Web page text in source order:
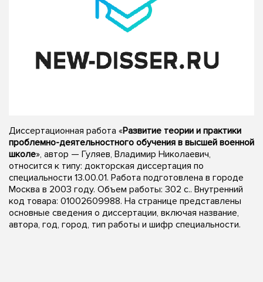
Диссертационная работа «Развитие теории и практики
проблемно-деятельностного обучения в высшей военной
школе», автор — Гуляев, Владимир Николаевич,
относится к типу: докторская диссертация по
специальности 13.00.01. Работа подготовлена в городе
Москва в 2003 году. Объем работы: 302 с.. Внутренний
код товара: 01002609988. На странице представлены
основные сведения о диссертации, включая название,
автора, год, город, тип работы и шифр специальности.